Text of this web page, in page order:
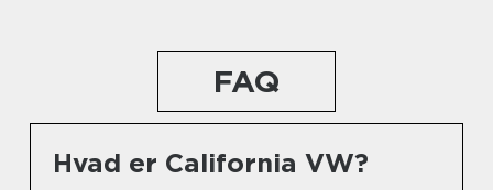
FAQ
Hvad er California VW?